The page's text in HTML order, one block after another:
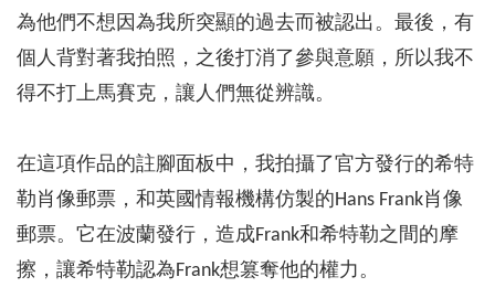
為他們不想因為我所突顯的過去而被認出。最後，有
個人背對著我拍照，之後打消了參與意願，所以我不
得不打上馬賽克，讓人們無從辨識。
在這項作品的註腳面板中，我拍攝了官方發行的希特
勒肖像郵票，和英國情報機構仿製的Hans Frank肖像
郵票。它在波蘭發行，造成Frank和希特勒之間的摩
擦，讓希特勒認為Frank想篡奪他的權力。